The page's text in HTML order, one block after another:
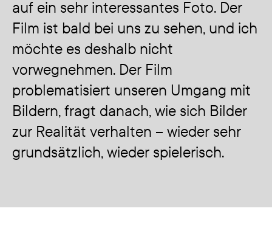
auf ein sehr interessantes Foto. Der
Film ist bald bei uns zu sehen, und ich
möchte es deshalb nicht
vorwegnehmen. Der Film
problematisiert unseren Umgang mit
Bildern, fragt danach, wie sich Bilder
zur Realität verhalten – wieder sehr
grundsätzlich, wieder spielerisch.